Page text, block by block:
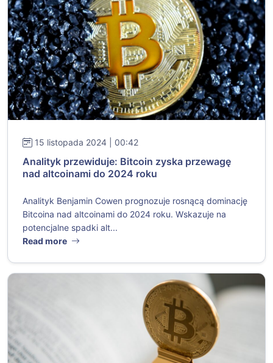
15 listopada 2024 | 00:42
Analityk przewiduje: Bitcoin zyska przewagę
nad altcoinami do 2024 roku
Analityk Benjamin Cowen prognozuje rosnącą dominację
Bitcoina nad altcoinami do 2024 roku. Wskazuje na
potencjalne spadki alt...
Read more